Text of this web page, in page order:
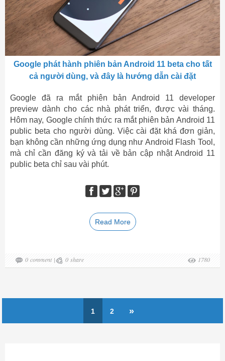
Google phát hành phiên bản Android 11 beta cho tất
cả người dùng, và đây là hướng dẫn cài đặt
Google đã ra mắt phiên bản Android 11 developer
preview dành cho các nhà phát triển, được vài tháng.
Hôm nay, Google chính thức ra mắt phiên bản Android 11
public beta cho người dùng. Việc cài đặt khá đơn giản,
bạn không cần những ứng dụng như Android Flash Tool,
mà chỉ cần đăng ký và tải về bản cập nhật Android 11
public beta chỉ sau vài phút.
Read More
0 comment | 0 share 1780
1 2 »